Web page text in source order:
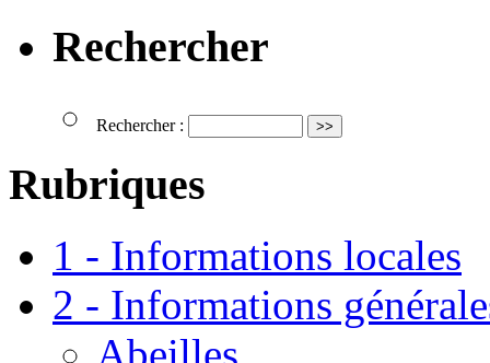
Rechercher
Rechercher :
Rubriques
1 - Informations locales
2 - Informations
Abeilles